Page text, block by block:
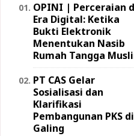
OPINI | Perceraian
Era Digital: Ketika
Bukti Elektronik
Menentukan Nasib
Rumah Tangga
PT CAS Gelar
Sosialisasi dan
Klarifikasi
Pembangunan PKS di
Galing